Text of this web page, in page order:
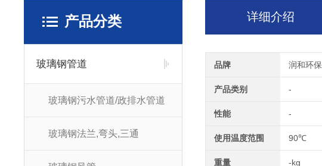
产品分类
玻璃钢管道
玻璃钢污水管道/政排水管道
玻璃钢法兰,弯头,三通
详细介绍
品牌 润和环保
产品类别 -
性能 -
使用温度范围 90℃
重量 -kg